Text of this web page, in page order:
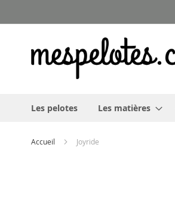
au
Les pelotes Les matières
Accueil Joyride